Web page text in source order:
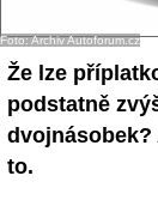
- Ostatní
Diskuzní fórum
Sledujte nás!
Foto: Archiv Autoforum.cz
Že lze
podstatně
dvojnásobek?
to.